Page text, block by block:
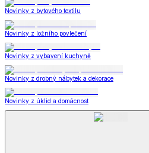
Novinky z bytového textilu
Novinky z ložního povlečení
Novinky z vybavení kuchyně
Novinky z drobný nábytek a dekorace
Novinky z úklid a domácnost